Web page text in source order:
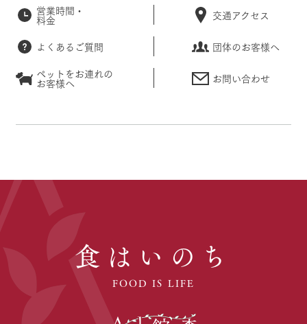
営業時間・
料金 交通アクセス
よくあるご質問
団体のお客様へ
ペットをお連れの
お客様へ お問い合わせ
食はいのち
FOOD IS LIFE